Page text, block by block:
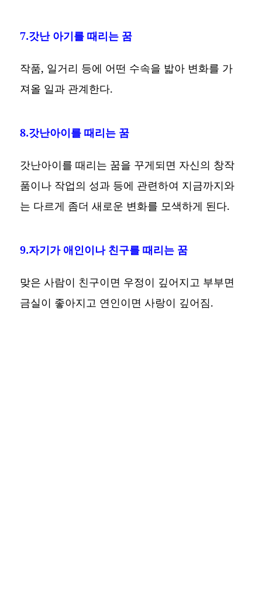
7.갓난 아기를 때리는 꿈
작품, 일거리 등에 어떤 수속을 밟아 변화를 가
져올 일과 관계한다.
8.갓난아이를 때리는 꿈
갓난아이를 때리는 꿈을 꾸게되면 자신의 창작
품이나 작업의 성과 등에 관련하여 지금까지와
는 다르게 좀더 새로운 변화를 모색하게 된다.
9.자기가 애인이나 친구를 때리는 꿈
맞은 사람이 친구이면 우정이 깊어지고 부부면
금실이 좋아지고 연인이면 사랑이 깊어짐.